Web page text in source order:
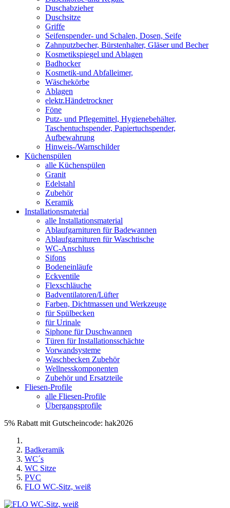
Duschabzieher
Duschsitze
Griffe
Seifenspender- und Schalen, Dosen, Seife
Zahnputzbecher, Bürstenhalter, Gläser und Becher
Kosmetikspiegel und Ablagen
Badhocker
Kosmetik-und Abfalleimer,
Wäschekörbe
Ablagen
elektr.Händetrockner
Föne
Putz- und Pflegemittel, Hygienebehälter,
Taschentuchspender, Papiertuchspender,
Aufbewahrung
Hinweis-/Warnschilder
Küchenspülen
alle Küchenspülen
Granit
Edelstahl
Zubehör
Keramik
Installationsmaterial
alle Installationsmaterial
Ablaufgarnituren für Badewannen
Ablaufgarnituren für Waschtische
WC-Anschluss
Sifons
Bodeneinläufe
Eckventile
Flexschläuche
Badventilatoren/Lüfter
Farben, Dichtmassen und Werkzeuge
für Spülbecken
für Urinale
Siphone für Duschwannen
Türen für Installationsschächte
Vorwandsysteme
Waschbecken Zubehör
Wellnesskomponenten
Zubehör und Ersatzteile
Fliesen-Profile
alle Fliesen-Profile
Übergangsprofile
5% Rabatt mit Gutscheincode: hak2026
Badkeramik
WC´s
WC Sitze
PVC
FLO WC-Sitz, weiß